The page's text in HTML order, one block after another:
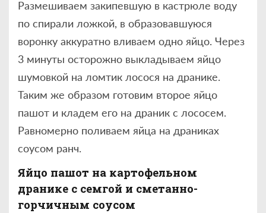
Размешиваем закипевшую в кастрюле воду
по спирали ложкой, в образовавшуюся
воронку аккуратно вливаем одно яйцо. Через
3 минуты осторожно выкладываем яйцо
шумовкой на ломтик лосося на дранике.
Таким же образом готовим второе яйцо
пашот и кладем его на драник с лососем.
Равномерно поливаем яйца на драниках
соусом ранч.
Яйцо пашот на картофельном
дранике с семгой и сметанно-
горчичным соусом